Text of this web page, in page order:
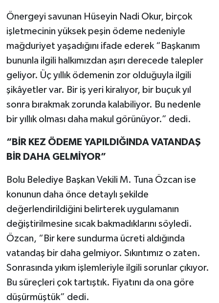
Önergeyi savunan Hüseyin Nadi Okur, birçok
işletmecinin yüksek peşin ödeme nedeniyle
mağduriyet yaşadığını ifade ederek “Başkanım
bununla ilgili halkımızdan aşırı derecede talepler
geliyor. Üç yıllık ödemenin zor olduğuyla ilgili
şikâyetler var. Bir iş yeri kiralıyor, bir buçuk yıl
sonra bırakmak zorunda kalabiliyor. Bu nedenle
bir yıllık olması daha makul görünüyor.” dedi.
“BİR KEZ ÖDEME YAPILDIĞINDA VATANDAŞ
BİR DAHA GELMİYOR”
Bolu Belediye Başkan Vekili M. Tuna Özcan ise
konunun daha önce detaylı şekilde
değerlendirildiğini belirterek uygulamanın
değiştirilmesine sıcak bakmadıklarını söyledi.
Özcan, “Bir kere sundurma ücreti aldığında
vatandaş bir daha gelmiyor. Sıkıntımız o zaten.
Sonrasında yıkım işlemleriyle ilgili sorunlar çıkıyor.
Bu süreçleri çok tartıştık. Fiyatını da ona göre
düşürmüştük” dedi.